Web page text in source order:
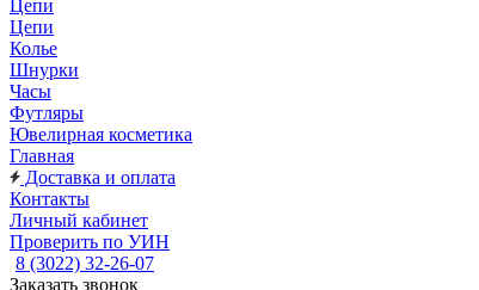
Цепи
Цепи
Колье
Шнурки
Часы
Футляры
Ювелирная косметика
Главная
Доставка и оплата
Контакты
Личный кабинет
Проверить по УИН
8 (3022) 32-26-07
Заказать звонок